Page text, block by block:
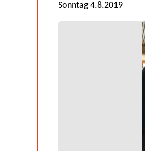
Sonntag 4.8.2019